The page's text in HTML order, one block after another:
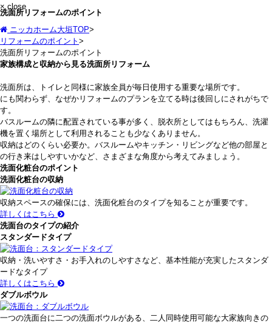
× close
洗面所リフォームのポイント
ニッカホーム大垣TOP>
リフォームのポイント >
洗面所リフォームのポイント
家族構成と収納から見る洗面所リフォーム
洗面所は、トイレと同様に家族全員が毎日使用する重要な場所です。
にも関わらず、なぜかリフォームのプランを立てる時は後回しにされがちで
す。
バスルームの隣に配置されている事が多く、脱衣所としてはもちろん、洗濯
機を置く場所として利用されることも少なくありません。
収納はどのくらい必要か。バスルームやキッチン・リビングなど他の部屋と
の行き来はしやすいかなど、さまざまな角度から考えてみましょう。
洗面化粧台のポイント
洗面化粧台の収納
収納スペースの確保には、洗面化粧台のタイプを知ることが重要です。
詳しくはこちら
洗面台のタイプの紹介
スタンダードタイプ
収納・洗いやすさ・お手入れのしやすさなど、基本性能が充実したスタンダ
ードなタイプ
詳しくはこちら
ダブルボウル
一つの洗面台に二つの洗面ボウルがある、二人同時使用可能な大家族向きの